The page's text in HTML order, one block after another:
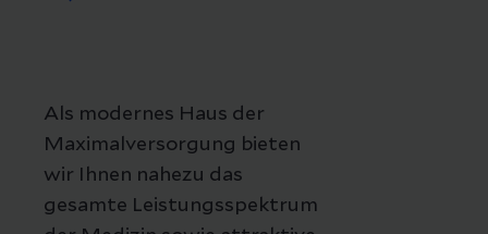
Als modernes Haus der
Maximalversorgung bieten
wir Ihnen nahezu das
gesamte Leistungsspektrum